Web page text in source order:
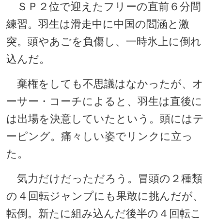
ＳＰ２位で迎えたフリーの直前６分間
練習。羽生は滑走中に中国の閻涵と激
突。頭やあごを負傷し、一時氷上に倒れ
込んだ。
棄権をしても不思議はなかったが、オ
ーサー・コーチによると、羽生は直後に
は出場を決意していたという。頭にはテ
ーピング。痛々しい姿でリンクに立っ
た。
気力だけだっただろう。冒頭の２種類
の４回転ジャンプにも果敢に挑んだが、
転倒。新たに組み込んだ後半の４回転こ